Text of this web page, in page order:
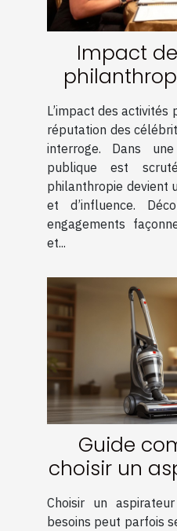
Impact
réputation
L’impact des
réputation des
interroge. Dans
publique est
philanthropie devient
et d’influence.
engagements
et...
Guide
choisir un
adapté à
Choisir un
besoins peut parfois